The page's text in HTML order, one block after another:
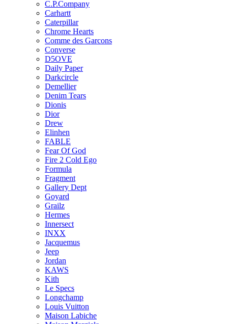
C.P.Company
Carhartt
Caterpillar
Chrome Hearts
Comme des Garcons
Converse
D5OVE
Daily Paper
Darkcircle
Demellier
Denim Tears
Dionis
Dior
Drew
Elinhen
FABLE
Fear Of God
Fire 2 Cold Ego
Formula
Fragment
Gallery Dept
Goyard
Grailz
Hermes
Innersect
INXX
Jacquemus
Jeep
Jordan
KAWS
Kith
Le Specs
Longchamp
Louis Vuitton
Maison Labiche